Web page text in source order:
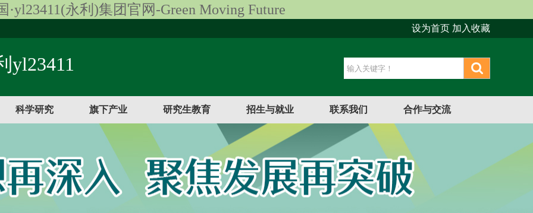
·yl23411(永利)集团官网-Green Moving Future
设为首页 加入收藏
yl23411
科学研究 旗下产业 研究生教育 招生与就业 联系我们 合作与交流